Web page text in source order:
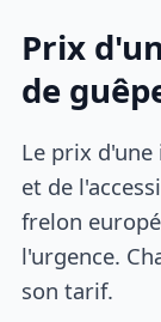
Prix
de
Le prix
et de
frelon
l'urgence.
son tarif.